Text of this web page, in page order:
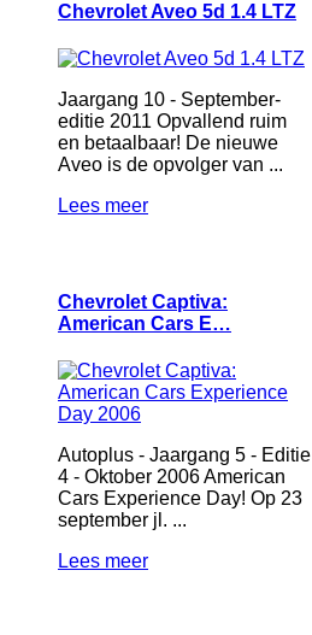
Chevrolet Aveo 5d 1.4 LTZ
Jaargang 10 - September-
editie 2011 Opvallend ruim
en betaalbaar! De nieuwe
Aveo is de opvolger van ...
Lees meer
Chevrolet Captiva:
American Cars E…
Autoplus - Jaargang 5 - Editie
4 - Oktober 2006 American
Cars Experience Day! Op 23
september jl. ...
Lees meer